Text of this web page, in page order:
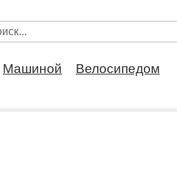
Машиной
Велосипедом